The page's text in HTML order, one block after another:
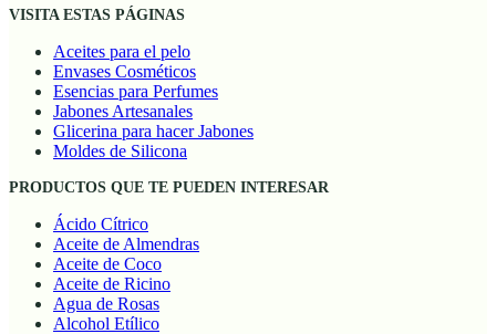
VISITA ESTAS PÁGINAS
Aceites para el pelo
Envases Cosméticos
Esencias para Perfumes
Jabones Artesanales
Glicerina para hacer Jabones
Moldes de Silicona
PRODUCTOS QUE TE PUEDEN INTERESAR
Ácido Cítrico
Aceite de Almendras
Aceite de Coco
Aceite de Ricino
Agua de Rosas
Alcohol Etílico